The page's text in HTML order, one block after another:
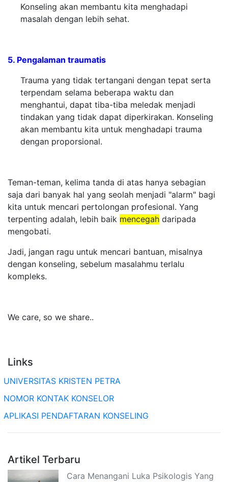
Konseling akan membantu kita menghadapi
masalah dengan lebih sehat.
5. Pengalaman traumatis
Trauma yang tidak tertangani dengan tepat serta
terpendam selama beberapa waktu dan
menghantui, dapat tiba-tiba meledak menjadi
tindakan yang tidak dapat diperkirakan. Konseling
akan membantu kita untuk menghadapi trauma
dengan proporsional.
Teman-teman, kelima tanda di atas hanya sebagian
saja dari banyak hal yang seolah menjadi "alarm" bagi
kita untuk mencari pertolongan profesional. Yang
terpenting adalah, lebih baik mencegah daripada
mengobati.
Jadi, jangan ragu untuk mencari bantuan, misalnya
dengan konseling, sebelum masalahmu terlalu
kompleks.
We care, so we share..
Links
UNIVERSITAS KRISTEN PETRA
NOMOR KONTAK KONSELOR
APLIKASI PENDAFTARAN KONSELING
Artikel Terbaru
Cara Menangani Luka Psikologis Yang